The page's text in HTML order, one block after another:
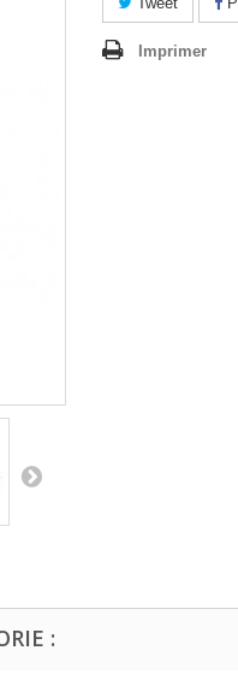
Imprimer
: